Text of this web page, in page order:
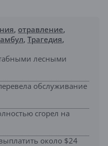
, отравление,
, Трагедия,
лесными
обслуживание
сгорел на
около $24